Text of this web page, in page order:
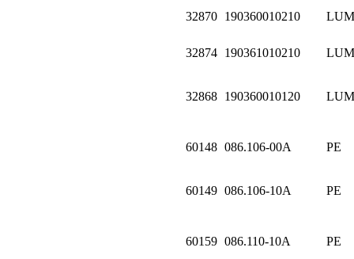
32870 190360010210
32874 190361010210
32868 190360010120
60148 086.106-00A PE
60149 086.106-10A PE
60159 086.110-10A PE